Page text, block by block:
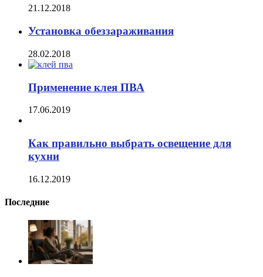
21.12.2018
Установка обеззараживания
28.02.2018
Применение клея ПВА
17.06.2019
Как правильно выбрать освещение для
кухни
16.12.2019
Последние